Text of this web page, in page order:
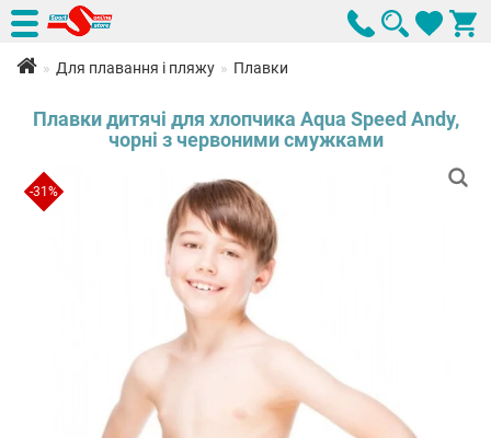
Для плавання і пляжу Плавки
Плавки дитячі для хлопчика Aqua Speed Andy,
чорні з червоними смужками
-31%